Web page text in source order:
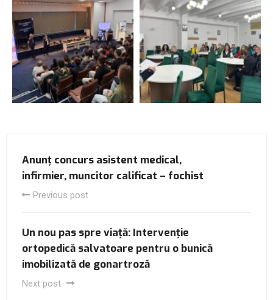
Anunț concurs asistent medical,
infirmier, muncitor calificat – fochist
Previous post
Un nou pas spre viață: Intervenție
ortopedică salvatoare pentru o bunică
imobilizată de gonartroză
Next post